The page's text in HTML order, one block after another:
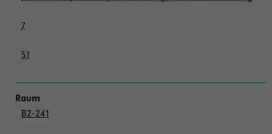
7
51
B2-241